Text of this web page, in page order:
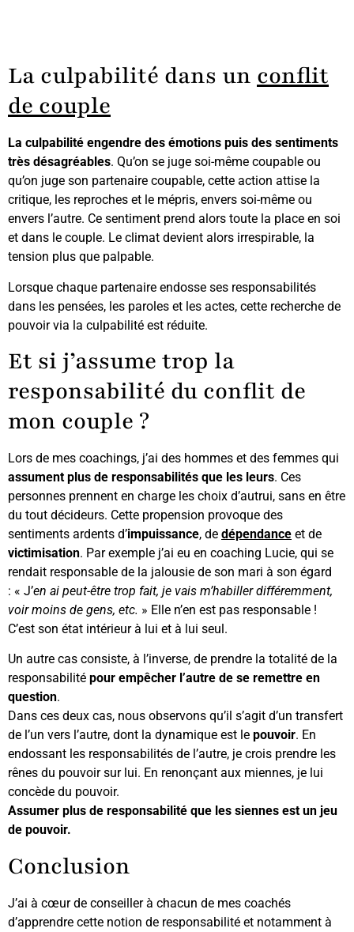
La culpabilité dans un conflit
de couple
La culpabilité engendre des émotions puis des sentiments
très désagréables. Qu’on se juge soi-même coupable ou
qu’on juge son partenaire coupable, cette action attise la
critique, les reproches et le mépris, envers soi-même ou
envers l’autre. Ce sentiment prend alors toute la place en soi
et dans le couple. Le climat devient alors irrespirable, la
tension plus que palpable.
Lorsque chaque partenaire endosse ses responsabilités
dans les pensées, les paroles et les actes, cette recherche de
pouvoir via la culpabilité est réduite.
Et si j’assume trop la
responsabilité du conflit de
mon couple ?
Lors de mes coachings, j’ai des hommes et des femmes qui
assument plus de responsabilités que les leurs. Ces
personnes prennent en charge les choix d’autrui, sans en être
du tout décideurs. Cette propension provoque des
sentiments ardents d’impuissance, de dépendance et de
victimisation. Par exemple j’ai eu en coaching Lucie, qui se
rendait responsable de la jalousie de son mari à son égard
: « J’en ai peut-être trop fait, je vais m’habiller différemment,
voir moins de gens, etc. » Elle n’en est pas responsable !
C’est son état intérieur à lui et à lui seul.
Un autre cas consiste, à l’inverse, de prendre la totalité de la
responsabilité pour empêcher l’autre de se remettre en
question.
Dans ces deux cas, nous observons qu’il s’agit d’un transfert
de l’un vers l’autre, dont la dynamique est le pouvoir. En
endossant les responsabilités de l’autre, je crois prendre les
rênes du pouvoir sur lui. En renonçant aux miennes, je lui
concède du pouvoir.
Assumer plus de responsabilité que les siennes est un jeu
de pouvoir.
Conclusion
J’ai à cœur de conseiller à chacun de mes coachés
d’apprendre cette notion de responsabilité et notamment à